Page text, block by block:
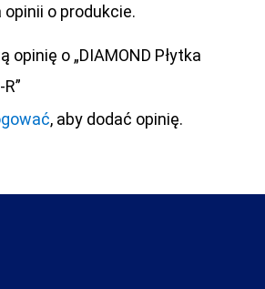
opinii o produkcie.
opinię o „DIAMOND Płytka
, aby dodać opinię.